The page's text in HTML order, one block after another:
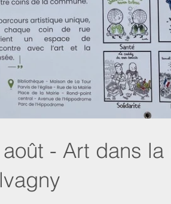
- Art dans la